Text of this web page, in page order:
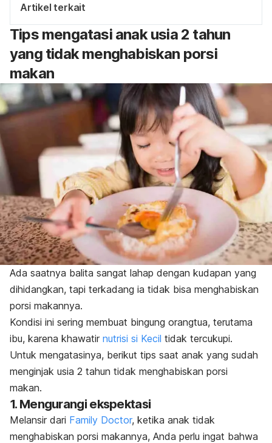
Artikel terkait
Tips mengatasi anak usia 2 tahun
yang tidak menghabiskan porsi
makan
Ada saatnya balita sangat lahap dengan kudapan yang
dihidangkan, tapi terkadang ia tidak bisa menghabiskan
porsi makannya.
Kondisi ini sering membuat bingung orangtua, terutama
ibu, karena khawatir nutrisi si Kecil tidak tercukupi.
Untuk mengatasinya, berikut tips saat anak yang sudah
menginjak usia 2 tahun tidak menghabiskan porsi
makan.
1. Mengurangi ekspektasi
Melansir dari Family Doctor, ketika anak tidak
menghabiskan porsi makannya, Anda perlu ingat bahwa